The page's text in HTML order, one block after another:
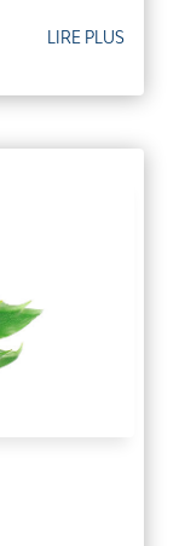
LIRE PLUS